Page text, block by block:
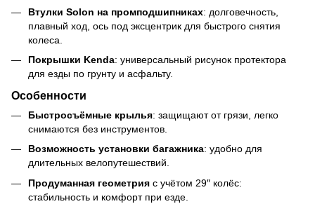
Втулки Solon на промподшипниках: долговечность,
плавный ход, ось под эксцентрик для быстрого снятия
колеса.
Покрышки Kenda: универсальный рисунок протектора
для езды по грунту и асфальту.
Особенности
Быстросъёмные крылья: защищают от грязи, легко
снимаются без инструментов.
Возможность установки багажника: удобно для
длительных велопутешествий.
Продуманная геометрия с учётом 29″ колёс:
стабильность и комфорт при езде.